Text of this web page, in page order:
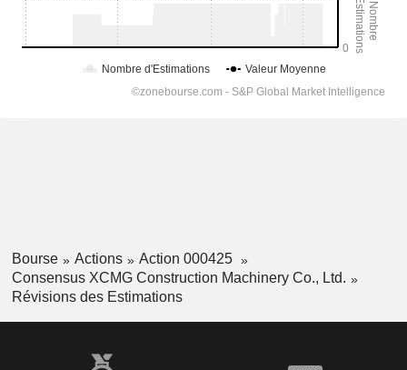
Bourse Actions
Action 000425
Consensus XCMG Construction Machinery Co., Ltd.
Révisions des Estimations